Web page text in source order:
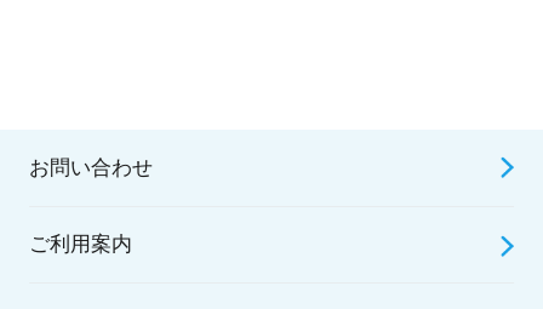
お問い合わせ
ご利用案内